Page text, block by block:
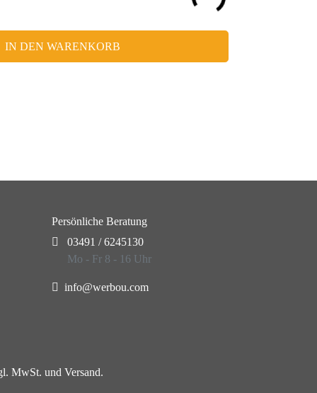
IN DEN WARENKORB
Persönliche Beratung
03491 / 6245130
Mo - Fr 8 - 16 Uhr
info@werbou.com
MwSt. und Versand.